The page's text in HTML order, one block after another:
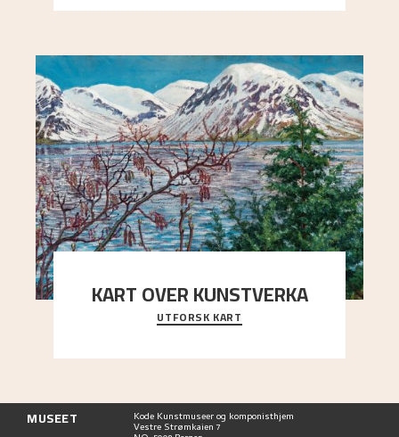
KART OVER KUNSTVERKA
Utforsk stedene og utsiktene i Astrups malerier
UTFORSK KART
MUSEET Kode Kunstmuseer og komponisthjem
Vestre Strømkaien 7